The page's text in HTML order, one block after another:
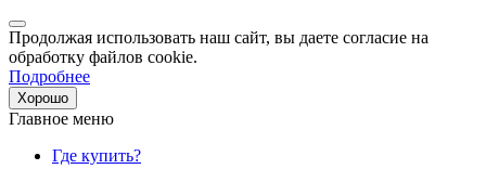
Продолжая использовать наш сайт, вы даете согласие на
обработку файлов cookie.
Подробнее
Хорошо
Главное меню
Где купить?